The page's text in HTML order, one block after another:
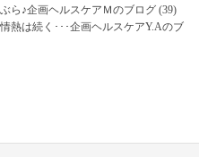
ら♪企画ヘルスケアＭのブログ (39)
熱は続く･･･企画ヘルスケアY.Aのブ